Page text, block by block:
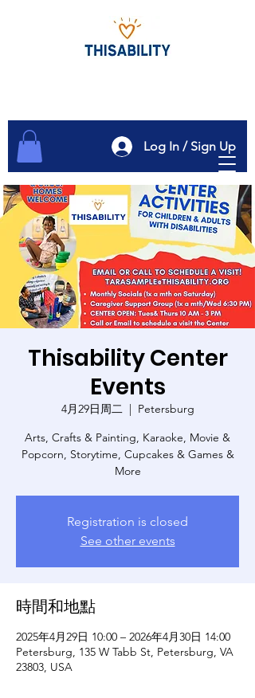
Log In / Sign Up
Thisability Center
Events
4月29日周二
  |
Petersburg
Arts, Crafts & Painting, Karaoke, Movie &
Popcorn, Storytime, Cupcakes & Games &
More
Registration is closed
See other events
時間和地點
2025年4月29日 10:00 – 2026年4月30日 14:00
Petersburg, 135 W Tabb St, Petersburg, VA
23803, USA